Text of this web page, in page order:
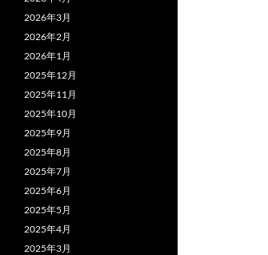
2026年3月
2026年2月
2026年1月
2025年12月
2025年11月
2025年10月
2025年9月
2025年8月
2025年7月
2025年6月
2025年5月
2025年4月
2025年3月